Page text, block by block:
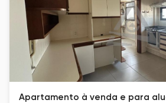
Apartamento à venda e para